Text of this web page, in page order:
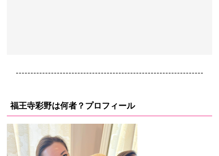
----------------------------------------------------------------
福王寺彩野は何者？プロフィール